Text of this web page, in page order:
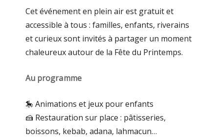
Cet événement en plein air est gratuit et
accessible à tous : familles, enfants, riverains
et curieux sont invités à partager un moment
chaleureux autour de la Fête du Printemps.
Au programme
🎠 Animations et jeux pour enfants
🍰 Restauration sur place : pâtisseries,
boissons, kebab, adana, lahmacun…